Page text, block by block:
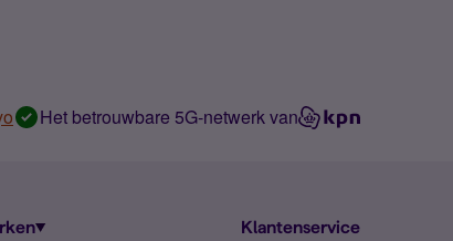
Het betrouwbare 5G-netwerk van
Klantenservice